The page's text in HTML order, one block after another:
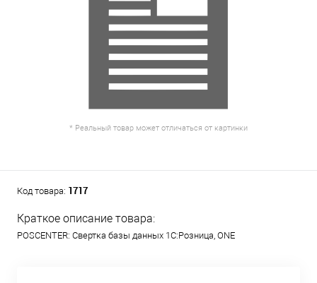
* Реальный товар может отличаться от картинки
Код товара: 1717
Краткое описание товара:
POSCENTER: Свертка базы данных 1С:Розница, ONE